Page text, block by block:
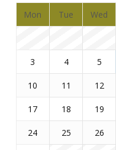
Mon Tue Wed
3 4 5
10 11 12
17 18 19
24 25 26